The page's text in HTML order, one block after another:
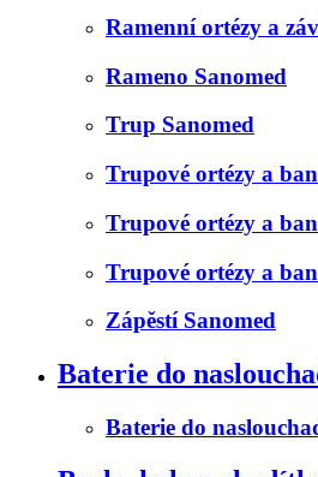
Ramenní ortézy a
Rameno Sanomed
Trup Sanomed
Trupové ortézy a
Trupové ortézy a
Trupové ortézy a
Zápěstí Sanomed
Baterie do
Baterie do